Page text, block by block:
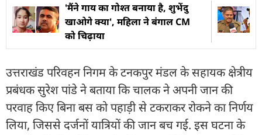
'मैंने गाय का गोश्त बनाया है, शुभेंदु
खाओगे क्या', महिला ने बंगाल CM
को चिढ़ाया
उत्तराखंड परिवहन निगम के टनकपुर मंडल के सहायक क्षेत्रीय
प्रबंधक सुरेश पांडे ने बताया कि चालक ने अपनी जान की
परवाह किए बिना बस को पहाड़ी से टकराकर रोकने का निर्णय
लिया, जिससे दर्जनों यात्रियों की जान बच गई. इस घटना के